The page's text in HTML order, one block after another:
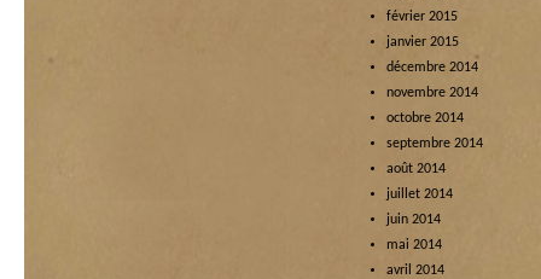
février 2015
janvier 2015
décembre 2014
novembre 2014
octobre 2014
septembre 2014
août 2014
juillet 2014
juin 2014
mai 2014
avril 2014